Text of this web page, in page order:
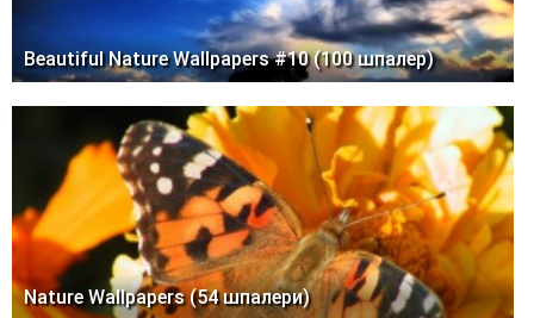
Beautiful Nature Wallpapers #10 (100 шпалер)
Nature Wallpapers (54 шпалери)